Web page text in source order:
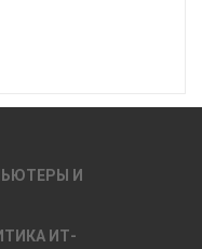
И
ИТ-